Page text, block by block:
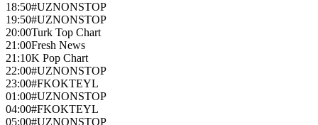
18:50#UZNONSTOP
19:50#UZNONSTOP
20:00Turk Top Chart
21:00Fresh News
21:10K Pop Chart
22:00#UZNONSTOP
23:00#FKOKTEYL
01:00#UZNONSTOP
04:00#FKOKTEYL
05:00#UZNONSTOP